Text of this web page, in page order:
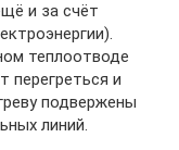
и за счёт
теплоотводе
перегреться и
подвержены
линий.